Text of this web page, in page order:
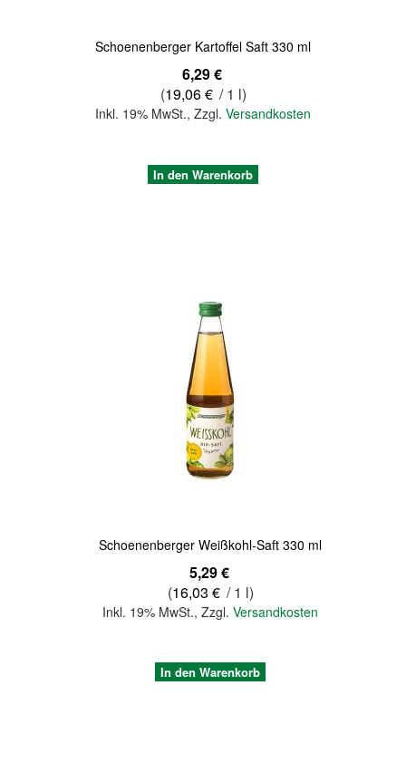
Schoenenberger Kartoffel Saft 330 ml
6,29 €
(19,06 € / 1 l)
Inkl. 19% MwSt., Zzgl. Versandkosten
In den Warenkorb
Schoenenberger Weißkohl-Saft 330 ml
5,29 €
(16,03 € / 1 l)
Inkl. 19% MwSt.,Zzgl.Versandkosten
In den Warenkorb